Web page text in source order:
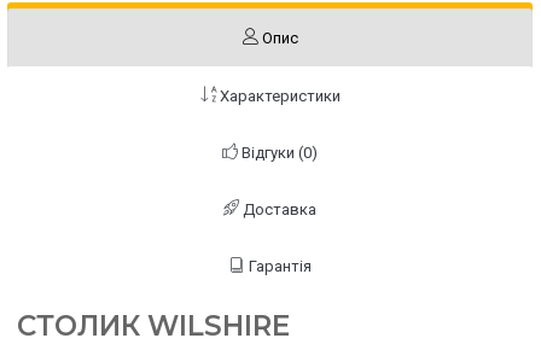
Опис
Характеристики
Відгуки (0)
Доставка
Гарантія
СТОЛИК WILSHIRE